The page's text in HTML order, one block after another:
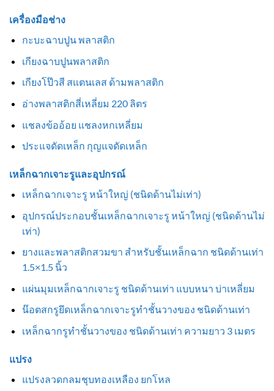
เครื่องมือช่าง
กะบะฉาบปูน พลาสติก
เกียงฉาบปูนพลาสติก
เกียงโป๊วสี สแตนเลส ด้ามพลาสติก
อ่างพลาสติกสี่เหลี่ยม 220 ลิตร
แชลงข้ออ้อย แชลงหกเหลี่ยม
ประแจดัดเหล็ก กุญแจดัดเหล็ก
เหล็กฉากเจาะรูและอุปกรณ์
เหล็กฉากเจาะรู หน้าใหญ่ (ชนิดด้านไม่เท่า)
อุปกรณ์ประกอบชั้นเหล็กฉากเจาะรู หน้าใหญ่ (ชนิดด้านไม่
เท่า)
ยางและพลาสติกสวมขา สำหรับชั้นเหล็กฉาก ชนิดด้านเท่า
1.5×1.5 นิ้ว
แผ่นมุมเหล็กฉากเจาะรู ชนิดด้านเท่า แบบหนา บ่าเหลี่ยม
น๊อตสกรูยึดเหล็กฉากเจาะรูทำชั้นวางของ ชนิดด้านเท่า
เหล็กฉากรูทำชั้นวางของ ชนิดด้านเท่า ความยาว 3 เมตร
แปรง
แปรงลวดกลมชุบทองเหลือง ยกโหล